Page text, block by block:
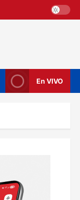
En VIVO